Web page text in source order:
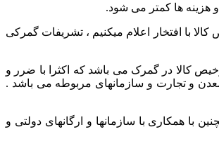
هزینه ها کمتر می شود.
و ترخیص کالا با افتخار اعلام میکنیم ، تشریفات گمرکی
کالا در گمرک می باشد که اکثرا با ضرر و
و تجارت و سازمانهای مربوطه می باشد .
با همکاری با سازمانها و ارگانهای دولتی و